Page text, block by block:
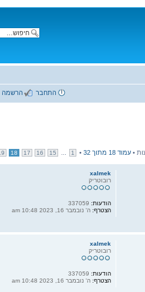
הרשמה התחבר
עמוד 18 מתוך 32
•
1
15
16
17
18
xalmek
רובוטריק
הודעות:
הצטרף: ה' נובמבר 16, 2023 10:48 am
xalmek
רובוטריק
הודעות:337059
הצטרף:ה' נובמבר 16, 2023 10:48 am